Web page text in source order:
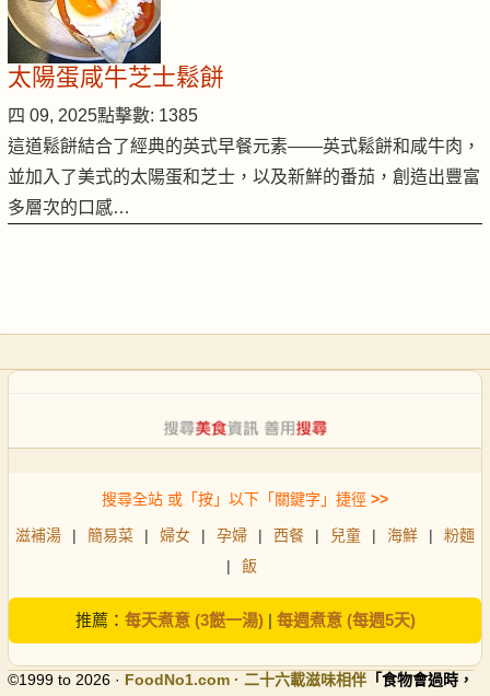
太陽蛋咸牛芝士鬆餅
四 09, 2025點擊數: 1385
這道鬆餅結合了經典的英式早餐元素——英式鬆餅和咸牛肉，
並加入了美式的太陽蛋和芝士，以及新鮮的番茄，創造出豐富
多層次的口感…
搜尋全站 或「按」以下「關鍵字」捷徑 >>
滋補湯 | 簡易菜 | 婦女 | 孕婦 | 西餐 | 兒童 | 海鮮 |
粉麵
|
飯
推薦： 每天煮意 (3餸一湯)| 每週煮意 (每週5天)
©1999 to 2026 · FoodNo1.com · 二十六載滋味相伴 「食物會過時，